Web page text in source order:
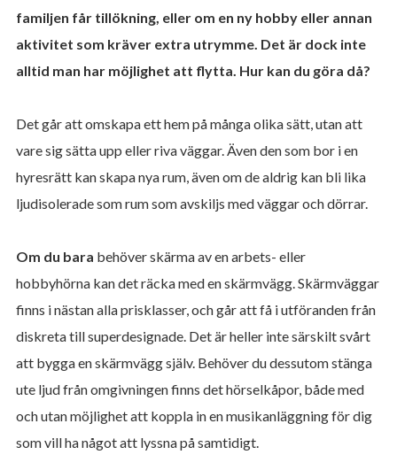
familjen får tillökning, eller om en ny hobby eller annan
aktivitet som kräver extra utrymme. Det är dock inte
alltid man har möjlighet att flytta. Hur kan du göra då?
Det går att omskapa ett hem på många olika sätt, utan att
vare sig sätta upp eller riva väggar. Även den som bor i en
hyresrätt kan skapa nya rum, även om de aldrig kan bli lika
ljudisolerade som rum som avskiljs med väggar och dörrar.
Om du bara behöver skärma av en arbets- eller
hobbyhörna kan det räcka med en skärmvägg. Skärmväggar
finns i nästan alla prisklasser, och går att få i utföranden från
diskreta till superdesignade. Det är heller inte särskilt svårt
att bygga en skärmvägg själv. Behöver du dessutom stänga
ute ljud från omgivningen finns det hörselkåpor, både med
och utan möjlighet att koppla in en musikanläggning för dig
som vill ha något att lyssna på samtidigt.